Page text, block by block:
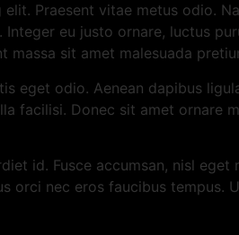
Praesent vitae metus odio.
eu justo ornare, luctus
massa sit amet malesuada
eget odio. Aenean dapibus
facilisi. Donec sit amet ornare
id. Fusce accumsan, nisl
orci nec eros faucibus tempus.